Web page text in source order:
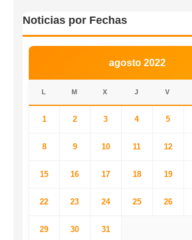
Noticias por Fechas
agosto 2022
L M X J V
1 2 3 4 5
8 9 10 11 12
15 16 17 18 19
22 23 24 25 26
29 30 31